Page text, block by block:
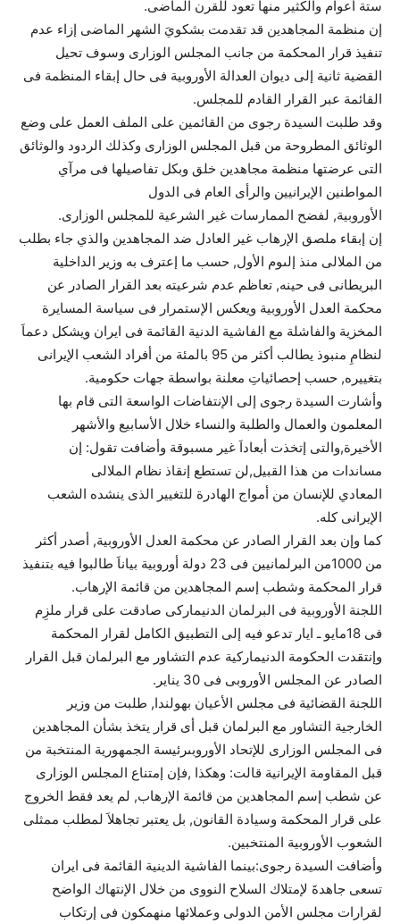
ستة أعوام والكثير منها تعود للقرن الماضى.
إن منظمة المجاهدين قد تقدمت بشكويَ الشهر الماضى إزاء عدم
تنفيذ قرار المحكمة من جانب المجلس الوزارى وسوف تحيل
القضية ثانية إلى ديوان العدالة الأوروبية فى حال إبقاء المنظمة فى
القائمة عبر القرار القادم للمجلس.
وقد طلبت السيدة رجوى من القائمين على الملف العمل على وضع
الوثائق المطروحة من قبل المجلس الوزارى وكذلك الردود والوثائق
التى عرضتها منظمة مجاهدين خلق وبكل تفاصيلها فى مرآي
المواطنين الإيرانيين والرأى العام فى الدول
الأوروبية, لفضح الممارسات غير الشرعية للمجلس الوزارى.
إن إبقاء ملصق الإرهاب غير العادل ضد المجاهدين والذي جاء بطلب
من الملالى منذ إلىوم الأول, حسب ما إعترف به وزير الداخلية
البريطانى فى حينه, تعاظم عدم شرعيته بعد القرار الصادر عن
محكمة العدل الأوروبية ويعكس الإستمرار فى سياسة المسايرة
المخزية والفاشلة مع الفاشية الدنية القائمة فى ايران ويشكل دعماَ
لنظامِ منبوذ يطالب أكثر من 95 بالمئة من أفراد الشعب الإيرانى
بتغييره, حسب إحصائياتِ معلنة بواسطة جهات حكومية.
وأشارت السيدة رجوى إلى الإنتفاضات الواسعة التى قام بها
المعلمون والعمال والطلبة والنساء خلال الأسابيع والأشهر
الأخيرة,والتى إتخذت أبعاداَ غير مسبوقة وأضافت تقول: إن
مساندات من هذا القبيل,لن تستطع إنقاذ نظام الملالى
المعادي للإنسان من أمواج الهادرة للتغيير الذى ينشده الشعب
الإيرانى كله.
كما وإن بعد القرار الصادر عن محكمة العدل الأوروبية, أصدر أكثر
من 1000من البرلمانيين فى 23 دولة أوروبية بياناَ طالبوا فيه بتنفيذ
قرار المحكمة وشطب إسم المجاهدين من قائمة الإرهاب.
اللجنة الأوروبية فى البرلمان الدنيماركى صادقت على قرار ملزِم
فى 18مايو ـ ايار تدعو فيه إلى التطبيق الكامل لقرار المحكمة
وإنتقدت الحكومة الدنيماركية عدم التشاور مع البرلمان قبل القرار
الصادر عن المجلس الأوروبى فى 30 يناير.
اللجنة القضائية فى مجلس الأعيان بهولندا, طلبت من وزير
الخارجية التشاور مع البرلمان قبل أى قرار يتخذ بشأن المجاهدين
فى المجلس الوزارى للإتحاد الأوروبىرئيسة الجمهورية المنتخبة من
قبل المقاومة الإيرانية قالت: وهكذا ,فإن إمتناع المجلس الوزارى
عن شطب إسم المجاهدين من قائمة الإرهاب, لم يعد فقط الخروج
على قرار المحكمة وسيادة القانون, بل يعتبر تجاهلاَ لمطلب ممثلى
الشعوب الأوروبية المنتخبين.
وأضافت السيدة رجوى:بينما الفاشية الدينية القائمة فى ايران
تسعى جاهدةَ لإمتلاك السلاح النووى من خلال الإنتهاك الواضح
لقرارات مجلس الأمن الدولى وعملائها منهمكون فى إرتكاب